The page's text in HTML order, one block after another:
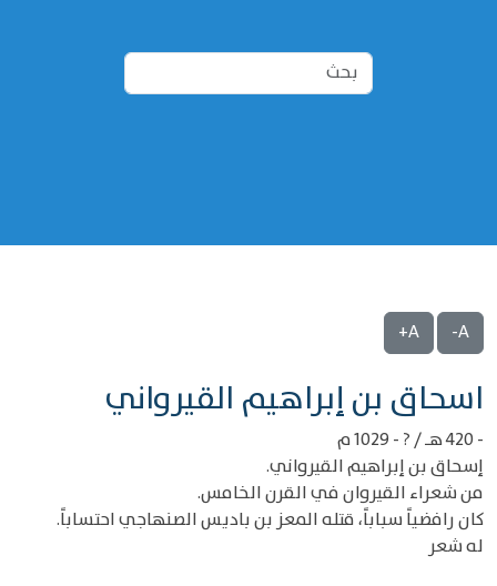
A-
A+
‌‌اسحاق بن إبراهيم القيرواني
- 420 هـ / ? - 1029 م
إسحاق بن إبراهيم القيرواني.
من شعراء القيروان في القرن الخامس.
كان رافضياً سباباً، قتله المعز بن باديس الصنهاجي احتساباً.
له شعر